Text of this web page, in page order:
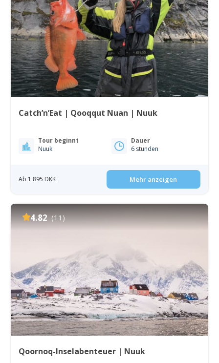
Catch’n’Eat | Qooqqut Nuan | Nuuk
Tour beginnt
Nuuk
Dauer
6 stunden
Ab 1 895 DKK Mehr anzeigen
4.82 (11)
Qoornoq-Inselabenteuer | Nuuk